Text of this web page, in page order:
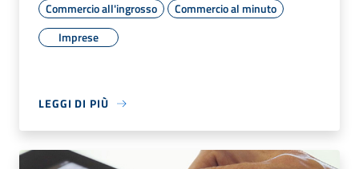
Commercio all'ingrosso
Commercio al minuto
Imprese
LEGGI DI PIÙ